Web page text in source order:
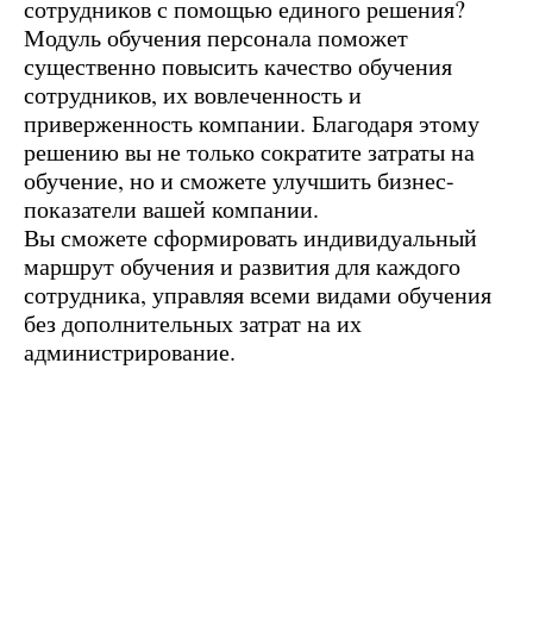
сотрудников с помощью единого решения?
Модуль обучения персонала поможет
существенно повысить качество обучения
сотрудников, их вовлеченность и
приверженность компании. Благодаря этому
решению вы не только сократите затраты на
обучение, но и сможете улучшить бизнес-
показатели вашей компании.
Вы сможете сформировать индивидуальный
маршрут обучения и развития для каждого
сотрудника, управляя всеми видами обучения
без дополнительных затрат на их
администрирование.